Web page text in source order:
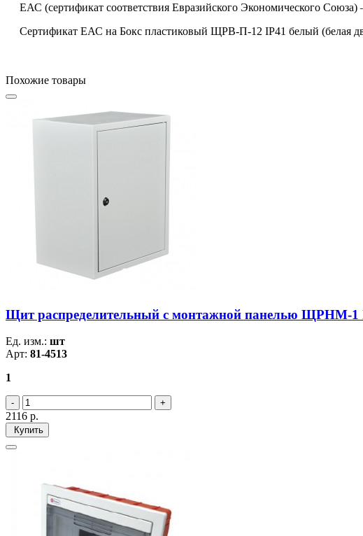
ЕАС (сертификат соответствия Евразийского Экономического Союза)
Сертификат ЕАС на Бокс пластиковый ЩРВ-П-12 IP41 белый (белая
Похожие товары
Щит распределительный с монтажной панелью ЩРНМ-1
Ед. изм.: шт
Арт: 81-4513
1
2116 р.
Купить